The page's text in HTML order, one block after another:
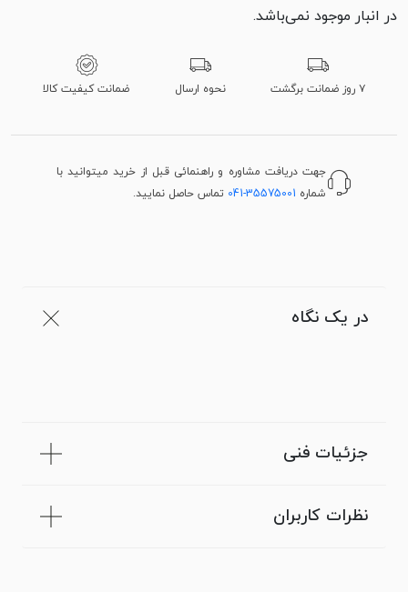
در انبار موجود نمی‌باشد.
۷ روز ضمانت برگشت نحوه ارسال ضمانت کیفیت کالا
جهت دریافت مشاوره و راهنمائی قبل از خرید میتوانید با
شماره 041-35575001 تماس حاصل نمایید.
در یک نگاه
جزئیات فنی
نظرات کاربران